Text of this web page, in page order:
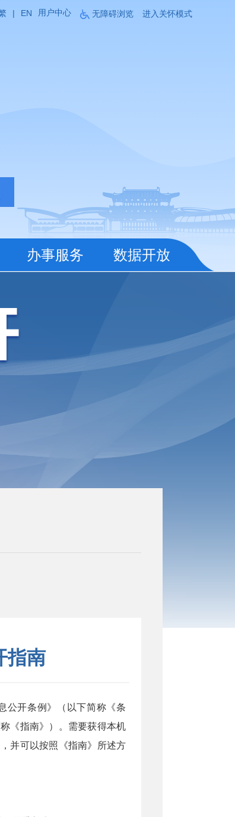
| EN 用户中心 无障碍浏览 进入关怀模式
办事服务 数据开放
指南
公开条例》（以下简称《条
《指南》）。需要获得本机
并可以按照《指南》所述方